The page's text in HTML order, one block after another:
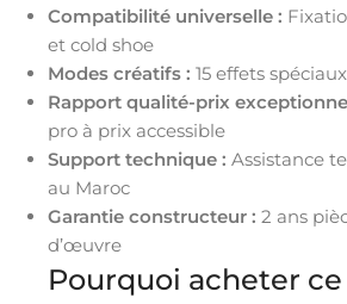
Compatibilité universelle :
et cold shoe
Modes créatifs : 15 effets
Rapport qualité-prix
pro à prix accessible
Support technique : Assistance
au Maroc
Garantie constructeur : 2 ans
d’œuvre
Pourquoi acheter